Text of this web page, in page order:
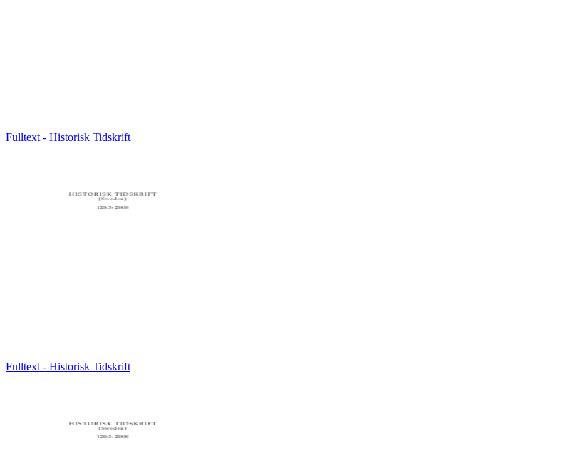
Fulltext - Historisk Tidskrift
Fulltext - Historisk Tidskrift